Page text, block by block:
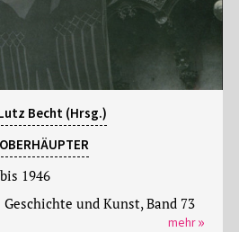
Becht (Hrsg.)
1946
und Kunst, Band 73
mehr